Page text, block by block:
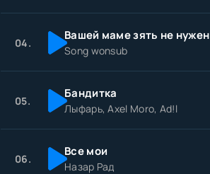
04. Вашей маме зять не нужен
Song wonsub
05. Бандитка
Лыфарь, Axel Moro, Ad!l
06. Все мои
Назар Рад